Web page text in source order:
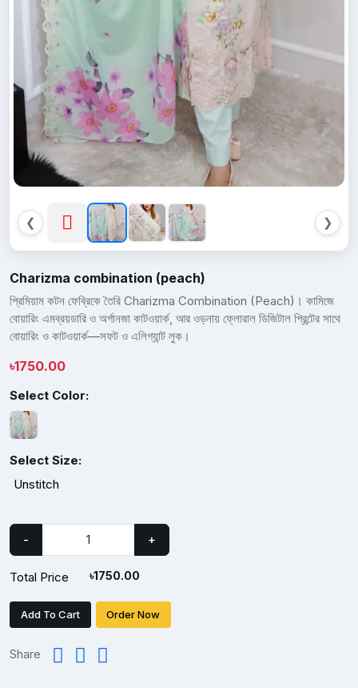
❮ ❯
Charizma combination (peach)
প্রিমিয়াম কটন ফেব্রিকে তৈরি Charizma Combination (Peach)। কামিজে
বোয়ারিং এমব্রয়ডারি ও অর্গানজা কাটওয়ার্ক, আর ওড়নায় ফ্লোরাল ডিজিটাল প্রিন্টের সাথে
বোয়ারিং ও কাটওয়ার্ক—সফট ও এলিগ্যান্ট লুক।
৳1750.00
Select Color:
Select Size:
Unstitch
- +
Total Price ৳1750.00
Add To Cart Order Now
Share